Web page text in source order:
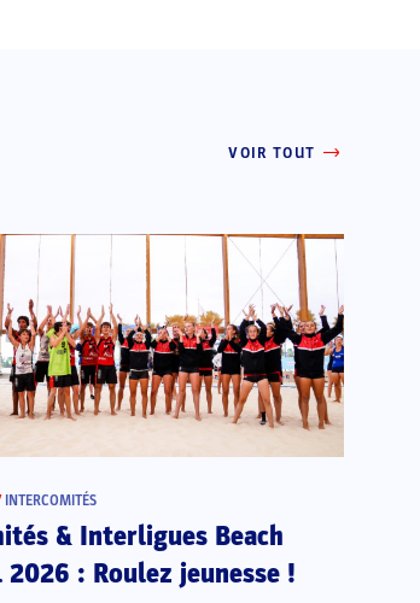
VOIR TOUT
INTERCOMITÉS
& Interligues Beach
2026 : Roulez jeunesse !